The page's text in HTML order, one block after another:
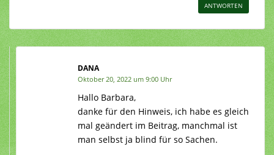
ANTWORTEN
DANA
Oktober 20, 2022 um 9:00 Uhr
Hallo Barbara,
danke für den Hinweis, ich habe es gleich
mal geändert im Beitrag, manchmal ist
man selbst ja blind für so Sachen.